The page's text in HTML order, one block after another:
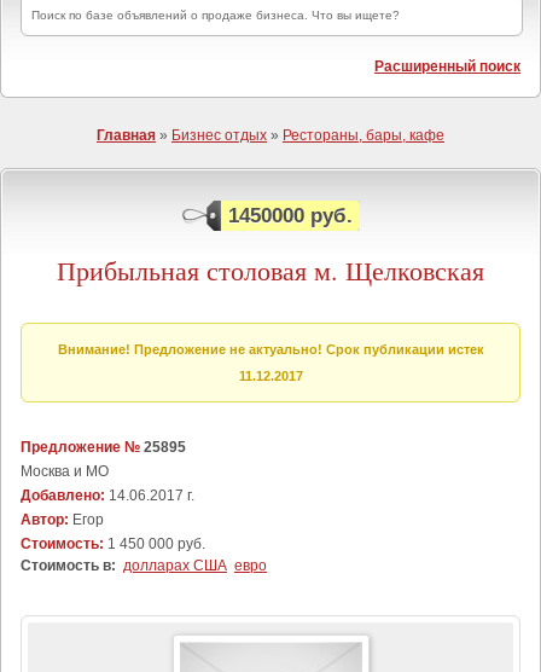
Расширенный поиск
Главная » Бизнес отдых » Рестораны, бары, кафе
1450000 руб.
Прибыльная столовая м. Щелковская
Внимание! Предложение не актуально! Срок публикации истек
11.12.2017
Предложение № 25895
Москва и МО
Добавлено: 14.06.2017 г.
Автор: Егор
Стоимость: 1 450 000 руб.
Стоимость в: долларах США евро